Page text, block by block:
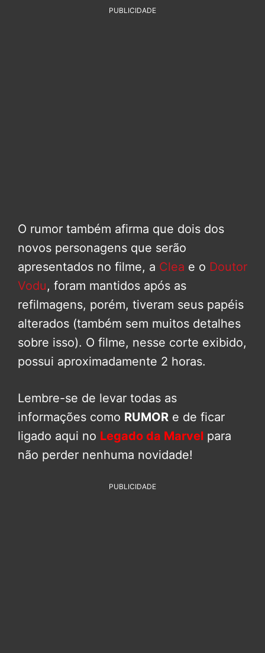
PUBLICIDADE
O rumor também afirma que dois dos
novos personagens que serão
apresentados no filme, a Clea e o Doutor
Vodu, foram mantidos após as
refilmagens, porém, tiveram seus papéis
alterados (também sem muitos detalhes
sobre isso). O filme, nesse corte exibido,
possui aproximadamente 2 horas.
Lembre-se de levar todas as
informações como RUMOR e de ficar
ligado aqui no Legado da Marvel para
não perder nenhuma novidade!
PUBLICIDADE